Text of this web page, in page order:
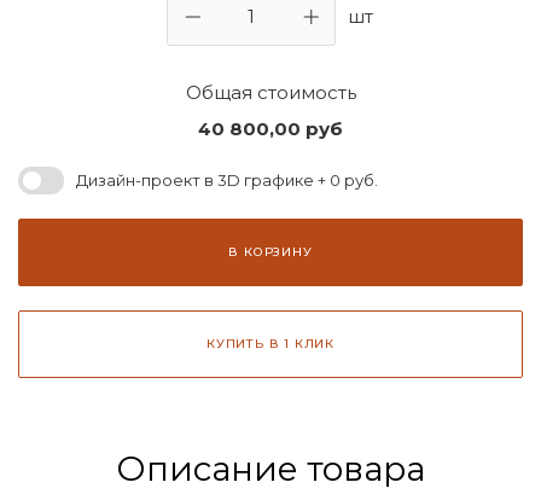
шт
Общая стоимость
40 800,00 руб
Дизайн-проект в 3D графике + 0 руб.
В КОРЗИНУ
КУПИТЬ В 1 КЛИК
Описание товара